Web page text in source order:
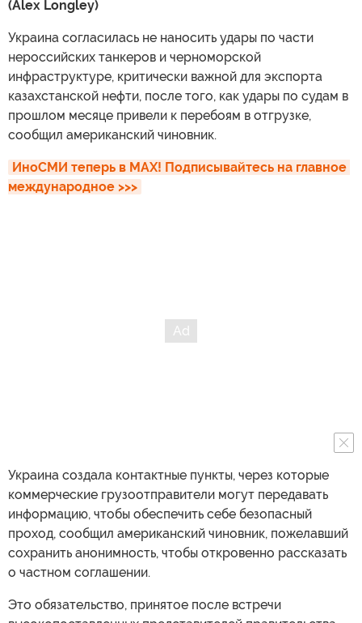
(Alex Longley)
Украина согласилась не наносить удары по части
нероссийских танкеров и черноморской
инфраструктуре, критически важной для экспорта
казахстанской нефти, после того, как удары по судам в
прошлом месяце привели к перебоям в отгрузке,
сообщил американский чиновник.
ИноСМИ теперь в MAX! Подписывайтесь на главное
международное >>>
Украина создала контактные пункты, через которые
коммерческие грузоотправители могут передавать
информацию, чтобы обеспечить себе безопасный
проход, сообщил американский чиновник, пожелавший
сохранить анонимность, чтобы откровенно рассказать
о частном соглашении.
Это обязательство, принятое после встречи